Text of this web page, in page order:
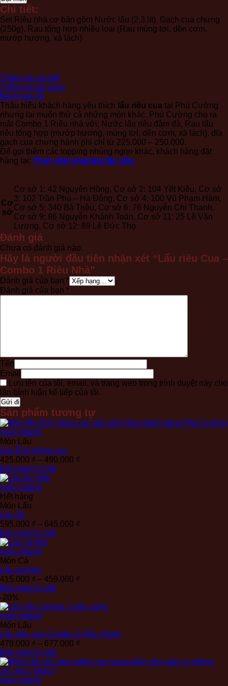
Cua
-
Combo
1
Riêu
Chi tiết:
Set Riêu nhà cơ bản gồm Nước lẩu (2,3 lít), Gạch cua chưng
(250g), Rau tổng hợp nhiều loại (Rau mùng tơi, dền cơm,
mướp hương, xà lách)
Thông tin chi tiết
Thông tin bổ sung
Đánh giá (0)
Thấu hiểu khách hàng yêu thích lẩu riêu cua tại Phú Cường
nhưng lại muốn thử cả những món khác. Phú Cường cho ra
mắt Combo 1 Riêu nhà với: Nước lẩu riêu đậm đà, Rau lẩu
riêu tổng hợp (mướp hương, mùng tơi, dền cơm, xà lách), dĩa
gạch cua chưng hành phi chỉ từ 225.000 – 250.000.
Để gọi thêm các topping nhúng ngon khác, khách hàng đặt
hàng tại: Thực đơn topping lẩu riêu
Cơ
sở
Cơ sở 1: 42 Nguyên Hồng, Cơ sở 2: 104 Yết Kiêu, Cơ sở
3: 102 Trần Phú – Hà Đông, Cơ sở 4: 100 Vũ Phạm Hàm,
Cơ sở 5: 340 Bà Triệu, Cơ sở 6: 76 Nguyễn Chí Thanh,
Cơ sở 9: 96 Nguyễn Khánh Toàn, Cơ sở 11: 25 Lê Văn
Lương, Cơ sở 12: 89 Lê Đức Thọ
Đánh giá
Chưa có đánh giá nào.
Hãy là người đầu tiên nhận xét “Lẩu riêu Cua –
Combo 1 Riêu Nhà”
Đánh giá của bạn *
Đánh giá của bạn *
Tên
Email
Lưu tên của tôi, email, và trang web trong trình duyệt này cho
lần bình luận kế tiếp của tôi.
Sản phẩm tương tự
Xem nhanh
Món Lẩu
Lẩu Ếch măng cay
425.000 ₫ – 490.000 ₫
Đặt mónChi tiết
Xem nhanh
Hết hàng
Món Lẩu
Lẩu Ốc
595.000 ₫ – 645.000 ₫
Đặt mónChi tiết
Xem nhanh
Món Cá
Lẩu cá Kèo
415.000 ₫ – 459.000 ₫
415.000 ₫
Đặt mónChi tiết
-20%
Xem nhanh
Món Lẩu
Lẩu riêu cua Combo 2 Riêu Sành
479.000 ₫ – 677.000 ₫
từ
Đặt mónChi tiết
Xem nhanh